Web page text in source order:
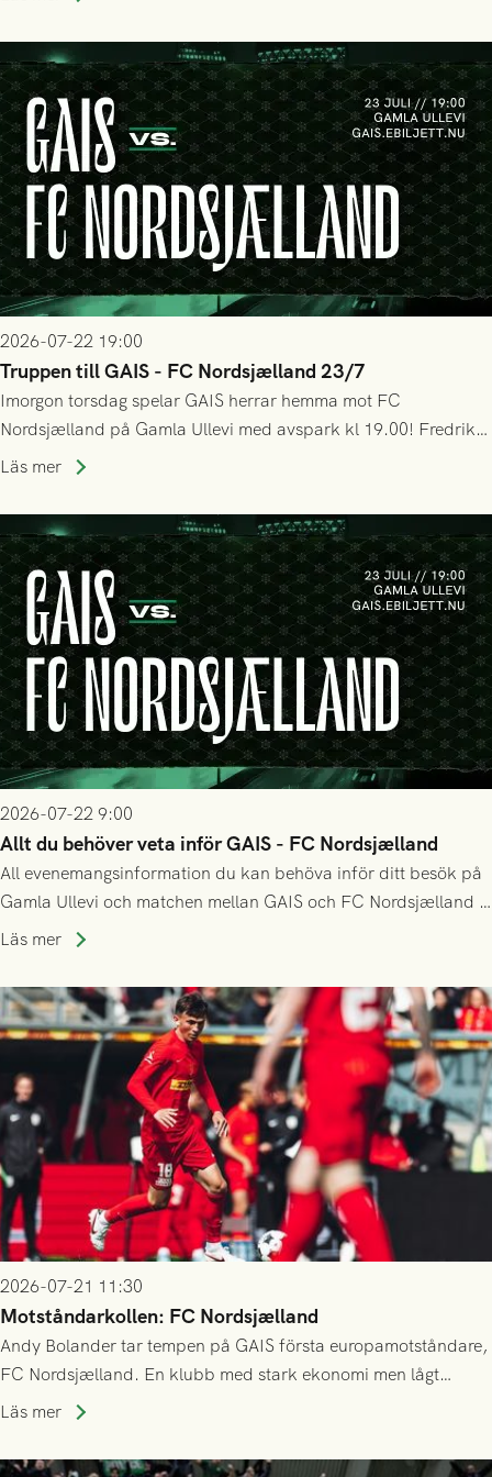
seger! Matchfoto: Mikael Josefsson & Lasse Ekström
2026-07-22 19:00
Truppen till GAIS - FC Nordsjælland 23/7
Imorgon torsdag spelar GAIS herrar hemma mot FC
Nordsjælland på Gamla Ullevi med avspark kl 19.00! Fredrik
Holmberg och ledarstaben har tagit ut följande trupp till
Läs mer
2026-07-22 9:00
Allt du behöver veta inför GAIS - FC Nordsjælland
All evenemangsinformation du kan behöva inför ditt besök på
Gamla Ullevi och matchen mellan GAIS och FC Nordsjælland i
kvalet till Conference League! Avspark kl 19.00 på torsdag
Läs mer
2026-07-21 11:30
Motståndarkollen: FC Nordsjælland
Andy Bolander tar tempen på GAIS första europamotståndare,
FC Nordsjælland. En klubb med stark ekonomi men lågt
publiksnitt, ett lag med både kollektiv styrka och individuell
Läs mer